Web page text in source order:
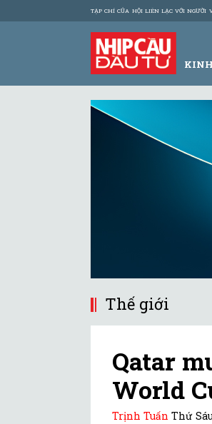
TẠP CHÍ CỦA HỘI LIÊN LẠC VỚI NGƯỜI
Thế giới
Qatar
World
Trịnh Tuấn Thứ